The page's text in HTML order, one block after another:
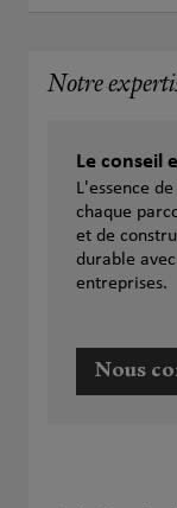
Notre
Le conseil
L'essence
chaque
et de
durable
entreprises.
Nous